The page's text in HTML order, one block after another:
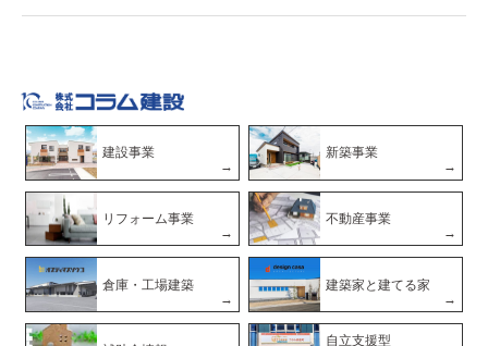
建設事業 新築事業
リフォーム事業 不動産事業
倉庫・工場建築 建築家と建てる家
自立支援型